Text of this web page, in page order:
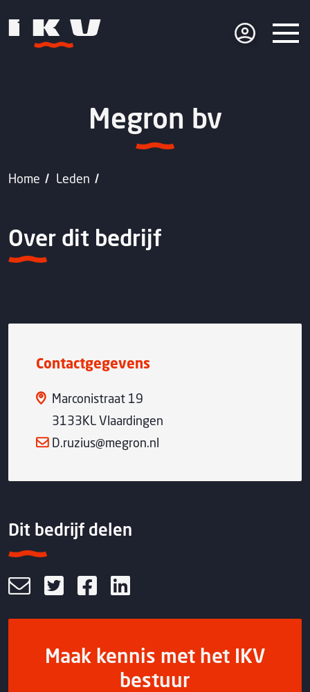
Megron bv
Home Leden
Over dit bedrijf
Contactgegevens
Marconistraat 19
3133KL Vlaardingen
D.ruzius@megron.nl
Dit bedrijf delen
Maak kennis met het IKV
bestuur